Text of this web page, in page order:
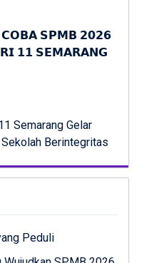
𝗖𝗢𝗕𝗔 𝗦𝗣𝗠𝗕 𝟮𝟬𝟮𝟲
𝟭𝟭 𝗦𝗘𝗠𝗔𝗥𝗔𝗡𝗚
Semarang Gelar
Berintegritas
Peduli